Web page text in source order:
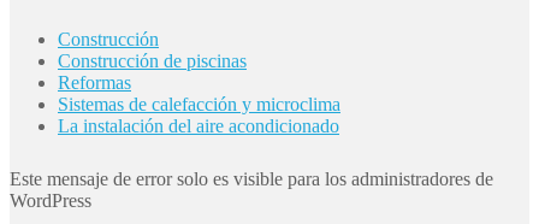
Construcción
Construcción de piscinas
Reformas
Sistemas de calefacción y microclima
La instalación del aire acondicionado
Este mensaje de error solo es visible para los administradores de
WordPress